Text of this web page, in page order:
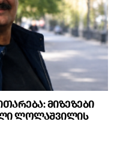
მიზეზები
ლოლაშვილის